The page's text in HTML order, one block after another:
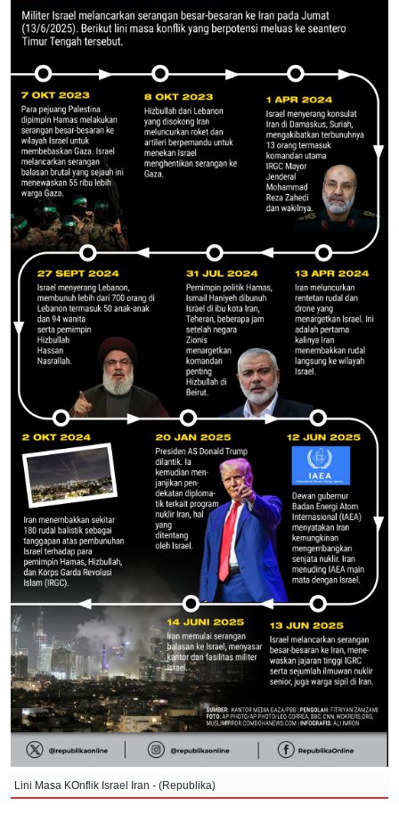
Lini Masa KOnflik Israel Iran - (Republika)